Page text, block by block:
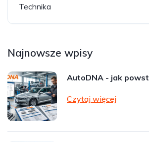
Technika
Najnowsze wpisy
AutoDNA - jak
Czytaj więcej